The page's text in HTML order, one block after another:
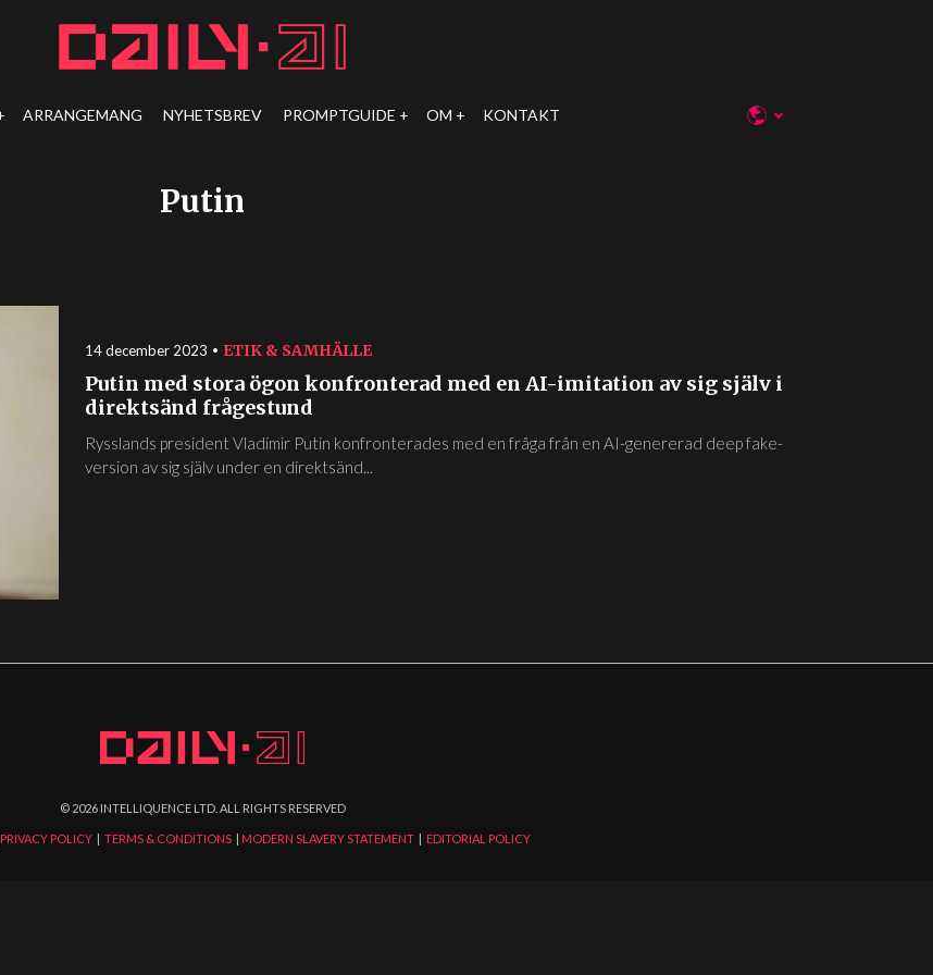
ARRANGEMANG NYHETSBREV PROMPTGUIDE OM KONTAKT
Putin
14 december 2023 ETIK & SAMHÄLLE
Putin med stora ögon konfronterad med en AI-imitation av sig själv i
direktsänd frågestund
Rysslands president Vladimir Putin konfronterades med en fråga från en AI-genererad deep fake-
version av sig själv under en direktsänd...
© 2026INTELLIQUENCE LTD. ALL RIGHTS RESERVED
PRIVACY POLICY| TERMS & CONDITIONS| MODERN SLAVERY STATEMENT| EDITORIAL POLICY